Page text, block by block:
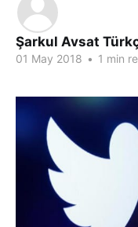
Şarkul Avsat
01 May 2018 • 1 min